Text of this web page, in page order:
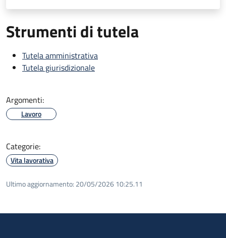
Strumenti di tutela
Tutela amministrativa
Tutela giurisdizionale
Argomenti:
Lavoro
Categorie:
Vita lavorativa
Ultimo aggiornamento: 20/05/2026 10:25.11